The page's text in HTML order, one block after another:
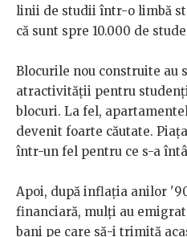
linii de studii într-o limbă
că sunt spre 10.000 de
Blocurile nou construite au
atractivității pentru
blocuri. La fel,
devenit foarte căutate.
într-un fel pentru ce s-a
Apoi, după inflația anilor
financiară, mulți au
bani pe care să-i trimită